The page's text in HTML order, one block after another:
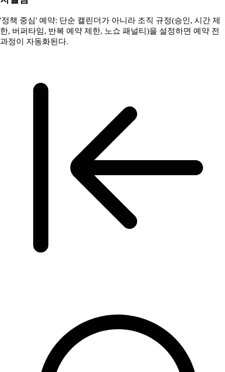
'정책 중심' 예약: 단순 캘린더가 아니라 조직 규정(승인, 시간 제
한, 버퍼타임, 반복 예약 제한, 노쇼 패널티)을 설정하면 예약 전
과정이 자동화된다.